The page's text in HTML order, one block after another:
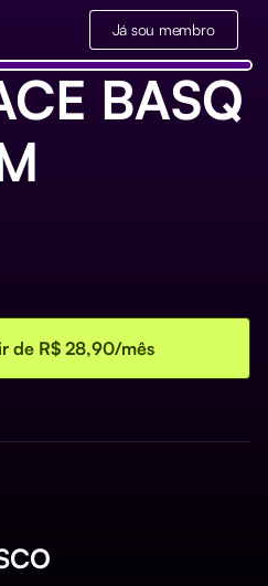
Já sou membro
BASQ
de R$ 28,90/mês